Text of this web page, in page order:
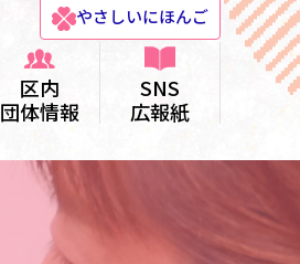
やさしいにほんご
区内
団体情報
SNS
広報紙